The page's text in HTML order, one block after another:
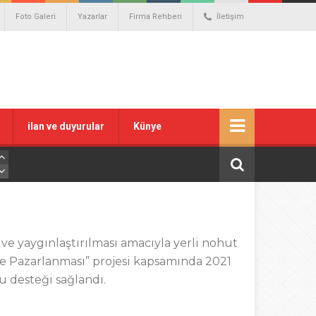
Foto Galeri Yazarlar Firma Rehberi İletişim
ilan ve duyurular Künye
yaygınlaştırılması amacıyla yerli nohut
projesi kapsamında 2021
sağlandı.